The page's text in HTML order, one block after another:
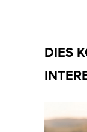
DIES